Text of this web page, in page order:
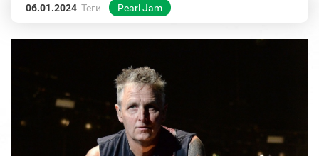
06.01.2024 Теги Pearl Jam